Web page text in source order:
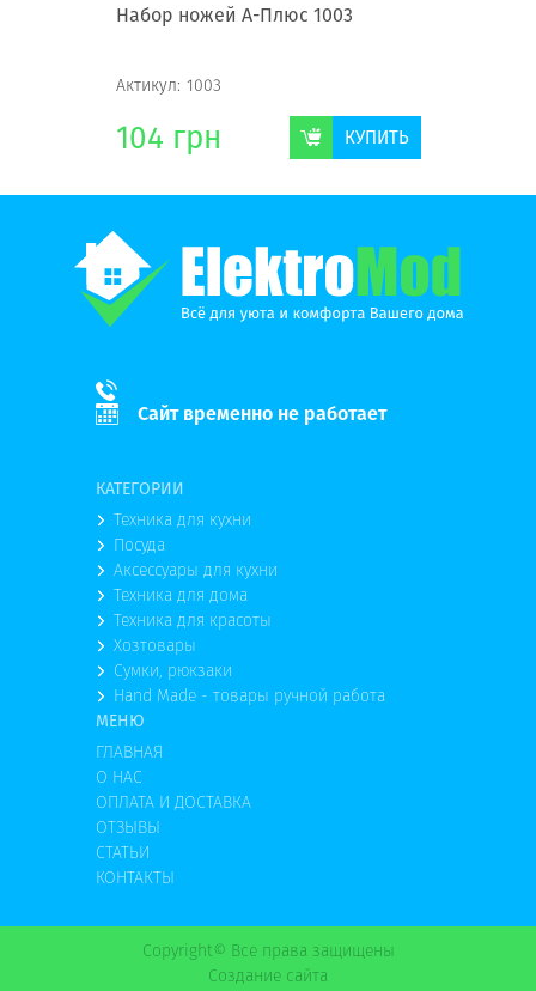
Набор ножей А-Плюс 1003
Актикул: 1003
104 грн КУПИТЬ
Сайт временно не работает
КАТЕГОРИИ
Техника для кухни
Посуда
Аксессуары для кухни
Техника для дома
Техника для красоты
Хозтовары
Сумки, рюкзаки
Hand Made - товары ручной работа
МЕНЮ
ГЛАВНАЯ
О НАС
ОПЛАТА И ДОСТАВКА
ОТЗЫВЫ
СТАТЬИ
КОНТАКТЫ
Copyright© Все права защищены
Создание сайта